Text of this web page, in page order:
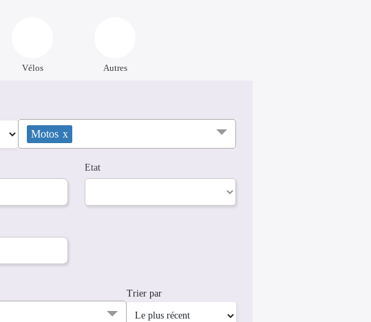
Vélos Autres
Motos x
Etat
Trier par